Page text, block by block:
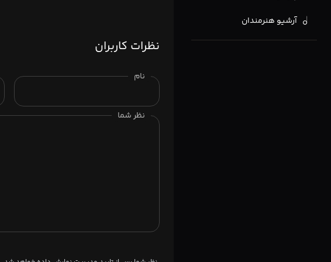
آرشیو هنرمندان
نظرات کاربران
نام
نظر شما